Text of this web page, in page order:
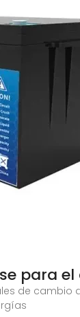
para
de